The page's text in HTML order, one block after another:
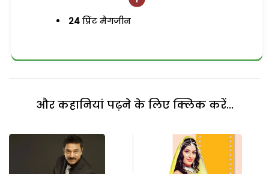
24 प्रिंट मैगजीन
और कहानियां पढ़ने के लिए क्लिक करें...